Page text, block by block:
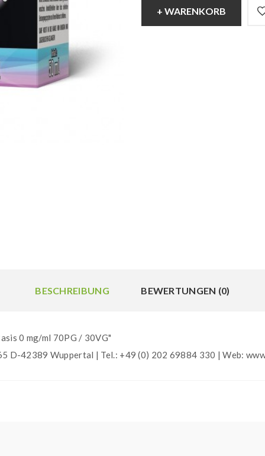
+ WARENKORB
BESCHREIBUNG BEWERTUNGEN (0)
0 mg/ml 70PG / 30VG"
D-42389 Wuppertal | Tel.: +49 (0) 202 69884 330 | Web: